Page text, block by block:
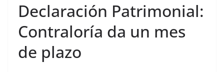
Declaración Patrimonial:
Contraloría da un mes
de plazo